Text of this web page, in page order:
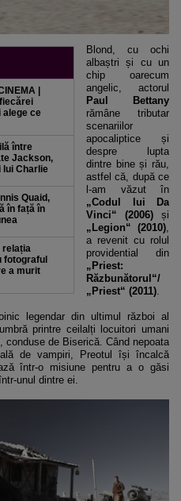
|
alege ce
între
Jackson,
lui Charlie
Quaid,
în față în
relația
fotograful
a murit
Blond, cu ochi
albaștri și cu un
chip oarecum
angelic, actorul
Paul Bettany
rămâne tributar
scenariilor
apocaliptice și
despre lupta
dintre bine și rău,
astfel că, după ce
l-am văzut în
„Codul lui Da
Vinci“ (2006) și
„Legion“ (2010),
a revenit cu rolul
providential din
„Priest:
Răzbunătorul“/
„Priest“ (2011).
legendar din ultimul război al
printre ceilalți locuitori umani
de Biserică. Când nepoata
de vampiri, Preotul își încalcă
într-o misiune pentru a o găsi
unul dintre ei.